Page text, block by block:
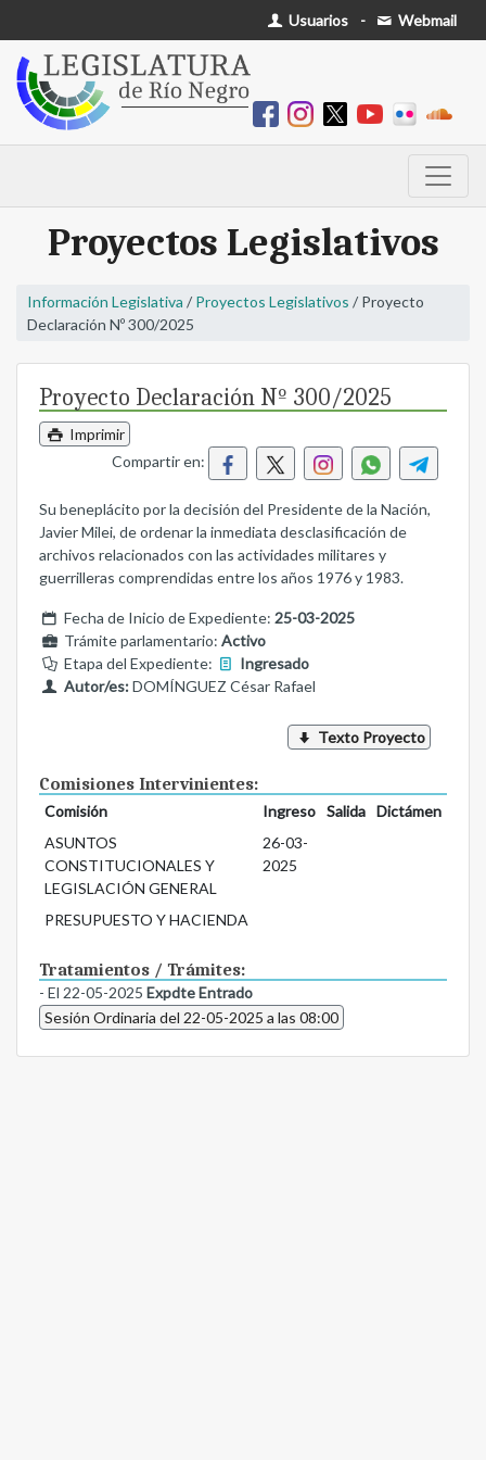
Usuarios - Webmail
Proyectos Legislativos
Información Legislativa / Proyectos Legislativos / Proyecto
Declaración Nº 300/2025
Proyecto Declaración Nº 300/2025
Imprimir
Compartir en:
Su beneplácito por la decisión del Presidente de la Nación,
Javier Milei, de ordenar la inmediata desclasificación de
archivos relacionados con las actividades militares y
guerrilleras comprendidas entre los años 1976 y 1983.
Fecha de Inicio de Expediente: 25-03-2025
Trámite parlamentario: Activo
Etapa del Expediente:
Ingresado
Autor/es:DOMÍNGUEZ César Rafael
Texto Proyecto
Comisiones Intervinientes:
Comisión Ingreso Salida
Dictámen
ASUNTOS
CONSTITUCIONALES Y
LEGISLACIÓN GENERAL
26-03-
2025
PRESUPUESTO Y HACIENDA
Tratamientos / Trámites:
- El 22-05-2025 Expdte Entrado
Sesión Ordinaria del 22-05-2025 a las 08:00